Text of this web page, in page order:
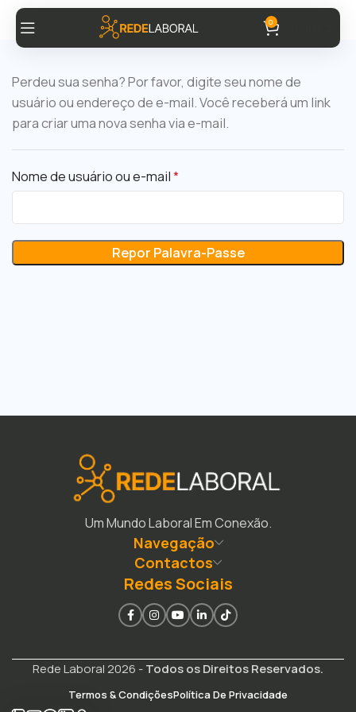
0
Perdeu sua senha? Por favor, digite seu nome de
usuário ou endereço de e-mail. Você receberá um link
para criar uma nova senha via e-mail.
Nome de usuário ou e-mail*
Repor Palavra-Passe
Um Mundo Laboral Em Conexão.
Navegação
Contactos
Redes Sociais
Rede Laboral 2026 -Todos os Direitos Reservados.
Termos & CondiçõesPolítica De Privacidade